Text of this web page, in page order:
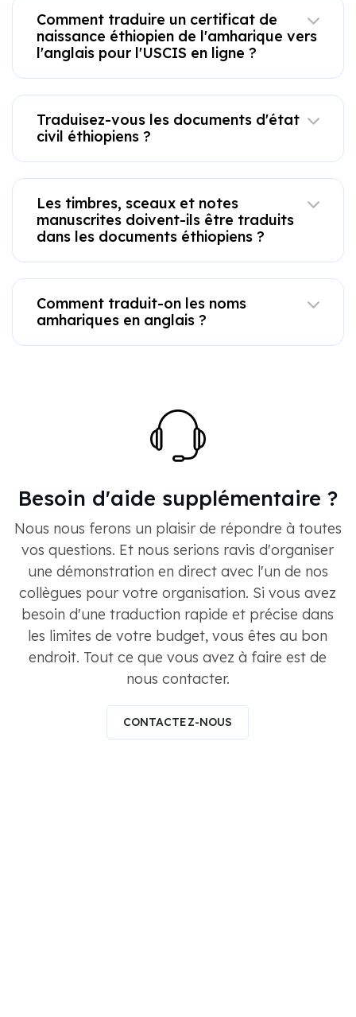
naissance éthiopien de l'amharique vers
l'anglais pour l'USCIS en ligne ?
civil éthiopiens ?
manuscrites doivent-ils être traduits
dans les documents éthiopiens ?
amhariques en anglais ?
Nous nous ferons un plaisir de répondre à toutes
vos questions. Et nous serions ravis d'organiser
une démonstration en direct avec l'un de nos
collègues pour votre organisation. Si vous avez
besoin d'une traduction rapide et précise dans
les limites de votre budget, vous êtes au bon
endroit. Tout ce que vous avez à faire est de
nous contacter.
CONTACTEZ-NOUS